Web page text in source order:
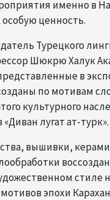
именно в
особую ценность.
Турецкого
Шюкрю Халук
в
по мотивам
культурного
лугат ат-турк».
вышивки,
стиле
эпохи